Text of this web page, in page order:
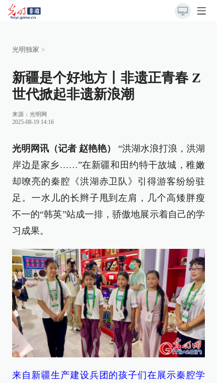
光明独家 >
新疆是个好地方丨非遗正青春 Z
世代掀起非遗新浪潮
来源： 光明网
2025-08-19 14:16
光明网讯（记者 赵艳艳）
“洪湖水浪打浪，洪湖
岸边是家乡……”在新疆和田约特干故城，稚嫩
却嘹亮的秦腔《洪湖赤卫队》引得游客纷纷驻
足。一水儿的长辫子甩到左肩，几个高矮胖瘦
不一的“韩英”站成一排，骄傲地展示着自己的学
习成果。
来自新疆生产建设兵团的孩子们在展示秦腔学